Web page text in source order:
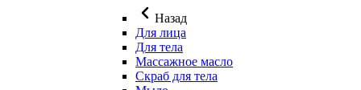
Назад
Для лица
Для тела
Массажное масло
Скраб для тела